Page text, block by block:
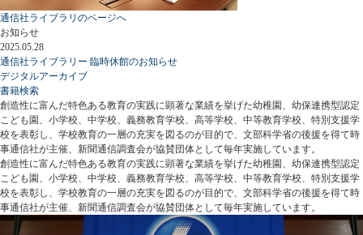
通信社ライブラリのページへ
お知らせ
2025.05.28
通信社ライブラリー 臨時休館のお知らせ
デジタルアーカイブ
書籍検索
創造性に富んだ特色ある教育の実践に顕著な業績を挙げた幼稚園、幼保連携型認定
こども園、小学校、中学校、義務教育学校、高等学校、中等教育学校、特別支援学
校を表彰し、学校教育の一層の充実を図るのが目的で、文部科学省の後援を得て時
事通信社が主催、新聞通信調査会が協賛団体として毎年実施しています。
創造性に富んだ特色ある教育の実践に顕著な業績を挙げた幼稚園、幼保連携型認定
こども園、小学校、中学校、義務教育学校、高等学校、中等教育学校、特別支援学
校を表彰し、学校教育の一層の充実を図るのが目的で、文部科学省の後援を得て時
事通信社が主催、新聞通信調査会が協賛団体として毎年実施しています。